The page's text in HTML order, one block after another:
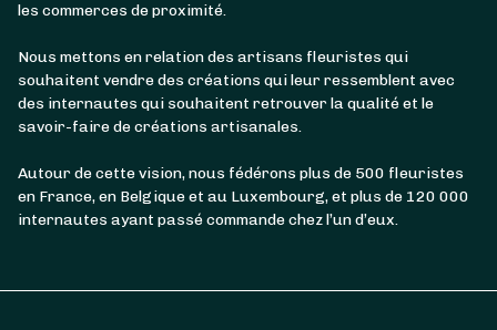
les commerces de proximité.
Nous mettons en relation des artisans fleuristes qui
souhaitent vendre des créations qui leur ressemblent avec
des internautes qui souhaitent retrouver la qualité et le
savoir-faire de créations artisanales.
Autour de cette vision, nous fédérons plus de 500 fleuristes
en France, en Belgique et au Luxembourg, et plus de 120 000
internautes ayant passé commande chez l’un d’eux.